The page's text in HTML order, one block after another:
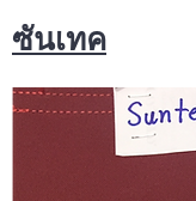
ซันเทค